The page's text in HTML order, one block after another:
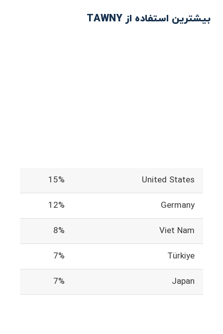
بیشترین استفاده از TAWNY
United States
15%
Germany
12%
Viet Nam
8%
Türkiye
7%
Japan
7%